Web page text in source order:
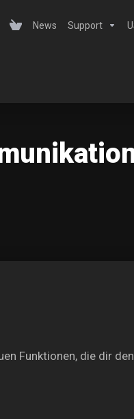
News Support
Funktionen, die dir